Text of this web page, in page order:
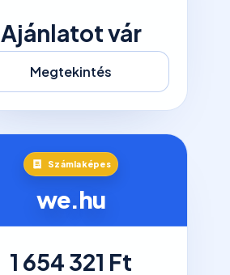
Ajánlatot vár
Megtekintés
Számlaképes
we.hu
1 654 321 Ft